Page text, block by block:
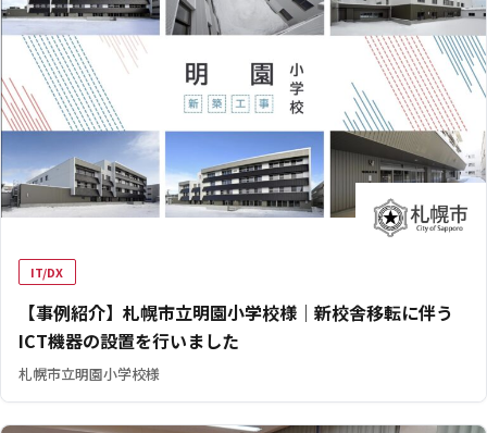
IT/DX
【事例紹介】札幌市立明園小学校様｜新校舎移転に伴う
ICT機器の設置を行いました
札幌市立明園小学校様